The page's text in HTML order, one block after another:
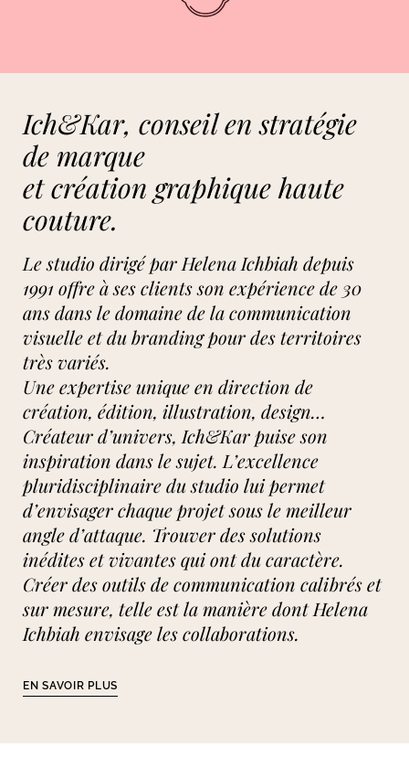
Ich&Kar, conseil en stratégie
de marque
et création graphique haute
couture.
Le studio dirigé par Helena Ichbiah depuis
1991 offre à ses clients son expérience de 30
ans dans le domaine de la communication
visuelle et du branding pour des territoires
très variés.
Une expertise unique en direction de
création, édition, illustration, design…
Créateur d’univers, Ich&Kar puise son
inspiration dans le sujet. L’excellence
pluridisciplinaire du studio lui permet
d’envisager chaque projet sous le meilleur
angle d’attaque. Trouver des solutions
inédites et vivantes qui ont du caractère.
Créer des outils de communication calibrés et
sur mesure, telle est la manière dont Helena
Ichbiah envisage les collaborations.
EN SAVOIR PLUS